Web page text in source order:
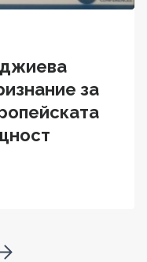
за
to next page